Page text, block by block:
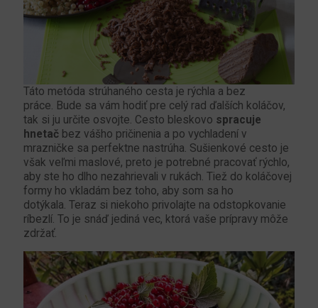
Táto metóda strúhaného cesta je rýchla a bez
práce. Bude sa vám hodiť pre celý rad ďalších koláčov,
tak si ju určite osvojte. Cesto bleskovo spracuje
hnetač bez vášho pričinenia a po vychladení v
mrazničke sa perfektne nastrúha. Sušienkové cesto je
však veľmi maslové, preto je potrebné pracovať rýchlo,
aby ste ho dlho nezahrievali v rukách. Tiež do koláčovej
formy ho vkladám bez toho, aby som sa ho
dotýkala. Teraz si niekoho privolajte na odstopkovanie
ríbezlí. To je snáď jediná vec, ktorá vaše prípravy môže
zdržať.